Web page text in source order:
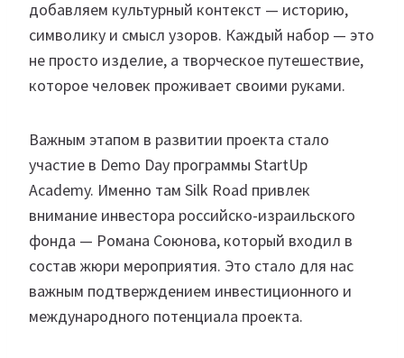
добавляем культурный контекст — историю,
символику и смысл узоров. Каждый набор — это
не просто изделие, а творческое путешествие,
которое человек проживает своими руками.
Важным этапом в развитии проекта стало
участие в Demo Day программы StartUp
Academy. Именно там Silk Road привлек
внимание инвестора российско-израильского
фонда — Романа Союнова, который входил в
состав жюри мероприятия. Это стало для нас
важным подтверждением инвестиционного и
международного потенциала проекта.